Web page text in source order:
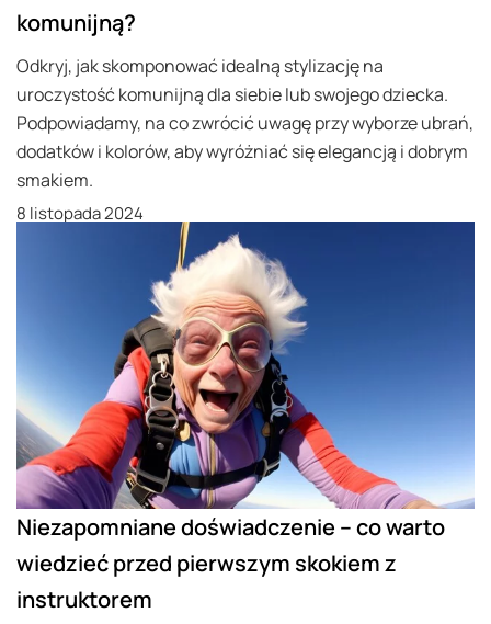
komunijną?
Odkryj, jak skomponować idealną stylizację na
uroczystość komunijną dla siebie lub swojego dziecka.
Podpowiadamy, na co zwrócić uwagę przy wyborze ubrań,
dodatków i kolorów, aby wyróżniać się elegancją i dobrym
smakiem.
8 listopada 2024
Niezapomniane doświadczenie – co warto
wiedzieć przed pierwszym skokiem z
instruktorem